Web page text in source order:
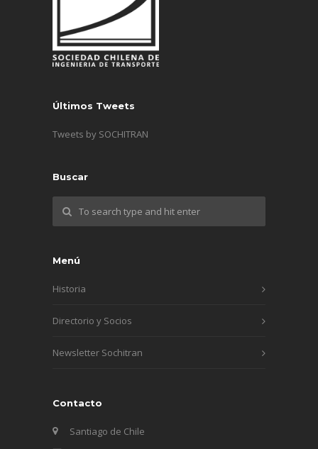
Últimos Tweets
Tweets by SOCHITRAN
Buscar
Menú
Historia
Directorio y Socios
Newsletter Sochitran
Contacto
Santiago de Chile